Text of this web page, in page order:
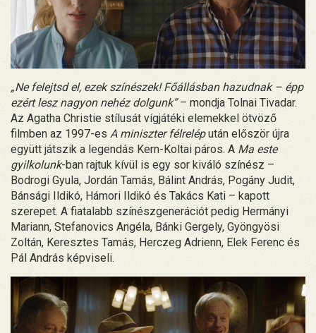
„Ne felejtsd el, ezek színészek! Főállásban hazudnak – épp
ezért lesz nagyon nehéz dolgunk”– mondja Tolnai Tivadar.
Az Agatha Christie stílusát vígjátéki elemekkel ötvöző
filmben az 1997-es A miniszter félrelépután először újra
együtt játszik a legendás Kern-Koltai páros. A Ma este
gyilkolunk-ban rajtuk kívül is egy sor kiváló színész –
Bodrogi Gyula, Jordán Tamás, Bálint András, Pogány Judit,
Bánsági Ildikó, Hámori Ildikó és Takács Kati – kapott
szerepet. A fiatalabb színészgenerációt pedig Hermányi
Mariann, Stefanovics Angéla, Bánki Gergely, Gyöngyösi
Zoltán, Keresztes Tamás, Herczeg Adrienn, Elek Ferenc és
Pál András képviseli.